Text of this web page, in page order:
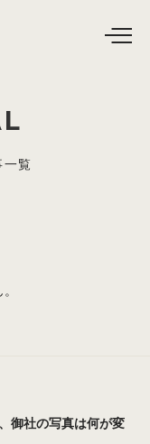
覧
御社の写真は何が変